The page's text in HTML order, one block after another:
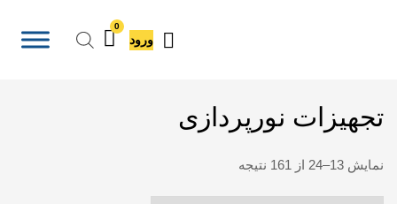
ورود
تجهیزات نورپردازی
نمایش 13–24 از 161 نتیجه